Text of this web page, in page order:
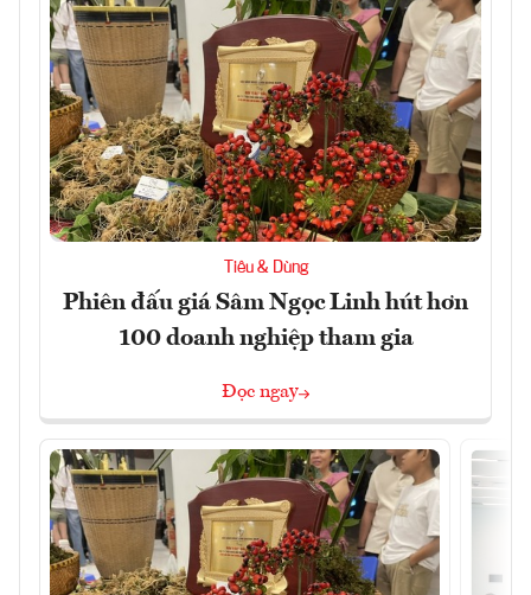
Tiêu & Dùng
Phiên đấu giá Sâm Ngọc Linh hút hơn
100 doanh nghiệp tham gia
Đọc ngay